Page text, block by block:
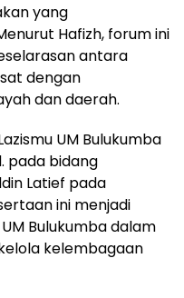
yang
Hafizh, forum ini
antara
dengan
dan daerah.
UM Bulukumba
pada bidang
Latief pada
ini menjadi
Bulukumba dalam
kelembagaan